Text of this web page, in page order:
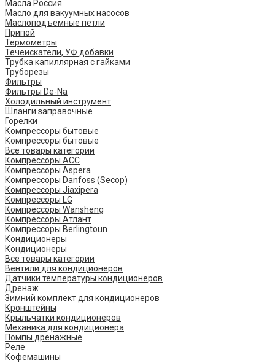
Масла Россия
Масло для вакуумных насосов
Маслоподъемные петли
Припой
Термометры
Течеискатели, УФ добавки
Трубка капиллярная с гайками
Труборезы
Фильтры
Фильтры De-Na
Холодильный инструмент
Шланги заправочные
Горелки
Компрессоры бытовые
Компрессоры бытовые
Все товары категории
Компрессоры ACC
Компрессоры Aspera
Компрессоры Danfoss (Secop)
Компрессоры Jiaxipera
Компрессоры LG
Компрессоры Wansheng
Компрессоры Атлант
Компрессоры Berlingtoun
Кондиционеры
Кондиционеры
Все товары категории
Вентили для кондиционеров
Датчики температуры кондиционеров
Дренаж
Зимний комплект для кондиционеров
Кронштейны
Крыльчатки кондиционеров
Механика для кондиционера
Помпы дренажные
Реле
Кофемашины